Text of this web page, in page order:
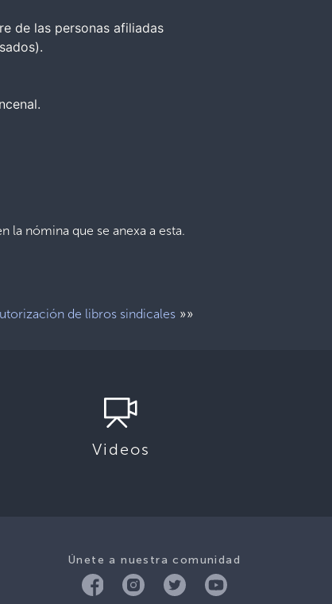
de las personas afiliadas
la nómina que se anexa a esta.
de libros sindicales»»
Videos
Únete a nuestra comunidad